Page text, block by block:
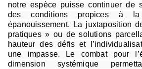
notre espèce puisse continuer de
des conditions propices à
épanouissement. La juxtaposition
pratiques » ou de solutions
hauteur des défis et
une impasse. Le combat pour
dimension systémique